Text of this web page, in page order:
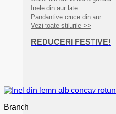
Inele din aur late
Pandantive cruce din aur
Vezi toate stilurile >>
REDUCERI FESTIVE!
Branch